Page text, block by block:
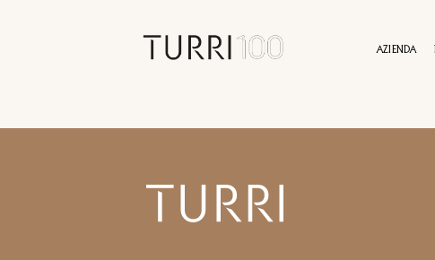
AZIENDA
INFORMAZIONI